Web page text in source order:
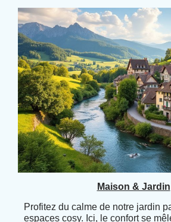
Maison & Jardin
Profitez du calme de notre jardin
espaces cosy. Ici, le confort se